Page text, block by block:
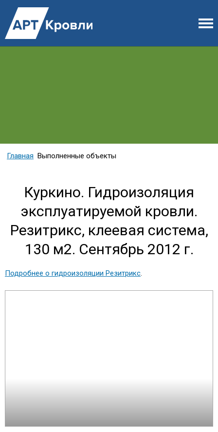
Главная Выполненные объекты
Куркино. Гидроизоляция
эксплуатируемой кровли.
Резитрикс, клеевая система,
130 м2. Сентябрь 2012 г.
Подробнее о гидроизоляции Резитрикс.